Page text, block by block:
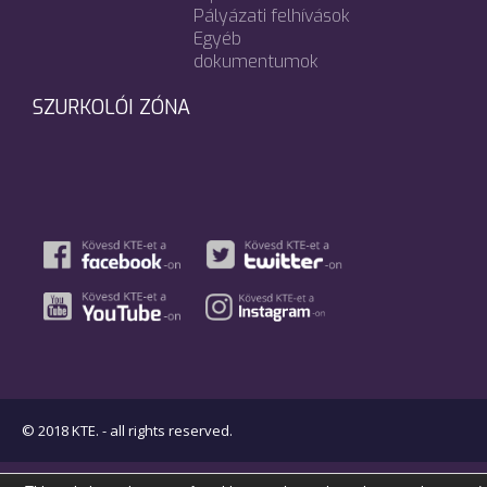
Pályázati felhívások
Egyéb
dokumentumok
SZURKOLÓI ZÓNA
© 2018 KTE. - all rights reserved.